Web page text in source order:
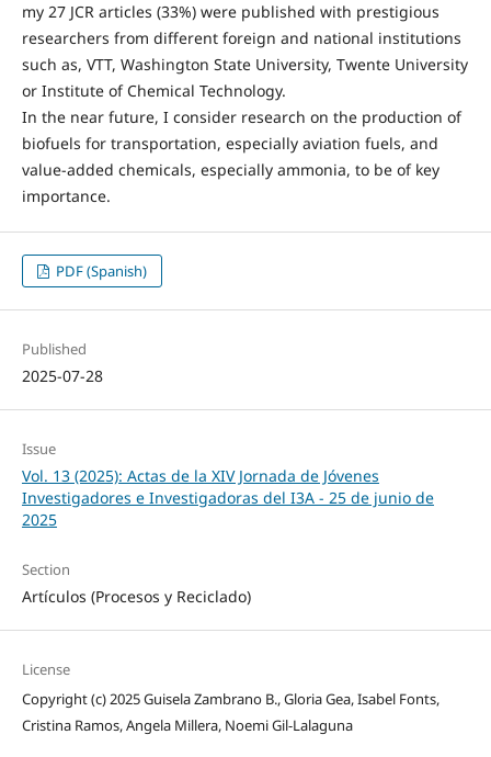
my 27 JCR articles (33%) were published with prestigious
researchers from different foreign and national institutions
such as, VTT, Washington State University, Twente University
or Institute of Chemical Technology.
In the near future, I consider research on the production of
biofuels for transportation, especially aviation fuels, and
value-added chemicals, especially ammonia, to be of key
importance.
PDF (Spanish)
Published
2025-07-28
Issue
Vol. 13 (2025): Actas de la XIV Jornada de Jóvenes
Investigadores e Investigadoras del I3A - 25 de junio de
2025
Section
Artículos (Procesos y Reciclado)
License
Copyright (c) 2025 Guisela Zambrano B., Gloria Gea, Isabel Fonts,
Cristina Ramos, Angela Millera, Noemi Gil-Lalaguna